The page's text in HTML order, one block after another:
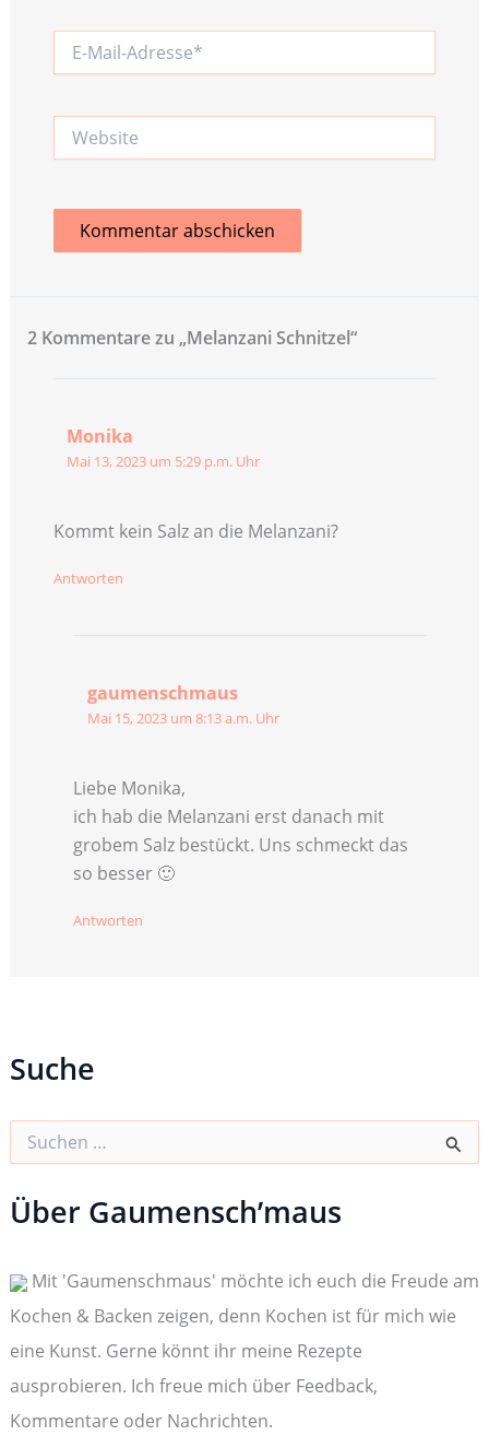
Mail-
Website
2 Kommentare zu „Melanzani Schnitzel“
Monika
Mai 13, 2023 um 5:29 p.m. Uhr
Kommt kein Salz an die Melanzani?
Antworten
gaumenschmaus
Mai 15, 2023 um 8:13 a.m. Uhr
Liebe Monika,
ich hab die Melanzani erst danach mit
grobem Salz bestückt. Uns schmeckt das
so besser 🙂
Antworten
Suche
h
e
a
c
h
:
Über Gaumensch’maus
Mit 'Gaumenschmaus' möchte ich euch die Freude am
Kochen & Backen zeigen, denn Kochen ist für mich wie
eine Kunst. Gerne könnt ihr meine Rezepte
ausprobieren. Ich freue mich über Feedback,
Kommentare oder Nachrichten.